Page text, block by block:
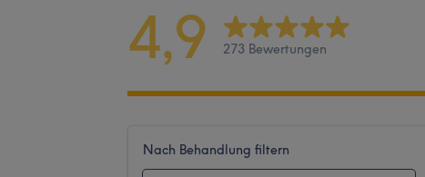
4,9 273 Bewertungen
Nach Behandlung filtern